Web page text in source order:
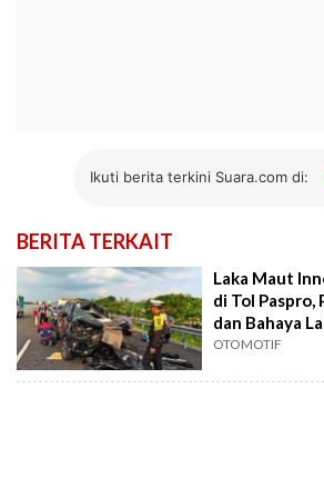
Ikuti berita terkini Suara.com di:
BERITA TERKAIT
Laka Maut
di Tol
dan Bahaya
Crash'
OTOMOTIF